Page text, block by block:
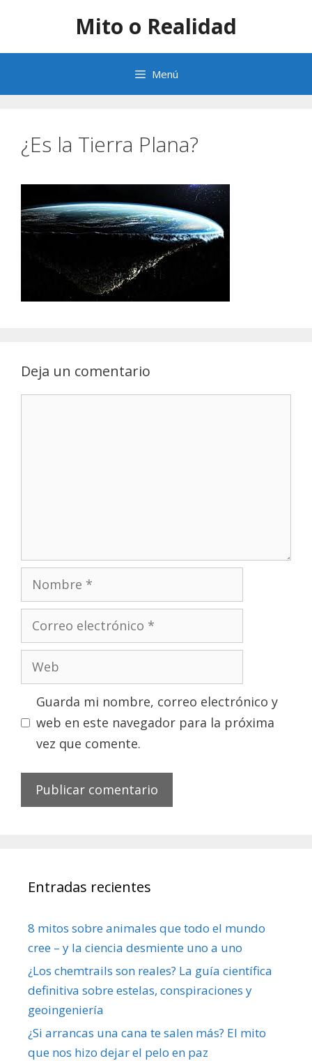
contenido
Mito o Realidad
Menú
¿Es la Tierra Plana?
Deja un comentario
Nombre
Correo
electrónico
Web
Guarda mi nombre, correo electrónico y
web en este navegador para la próxima
vez que comente.
Entradas recientes
8 mitos sobre animales que todo el mundo
cree – y la ciencia desmiente uno a uno
¿Los chemtrails son reales? La guía científica
definitiva sobre estelas, conspiraciones y
geoingeniería
¿Si arrancas una cana te salen más? El mito
que nos hizo dejar el pelo en paz